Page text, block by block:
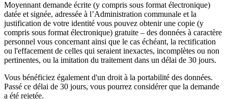
Moyennant demande écrite (y compris sous format électronique)
datée et signée, adressée à l’Administration communale et la
justification de votre identité vous pouvez obtenir une copie (y
compris sous format électronique) gratuite – des données à caractère
personnel vous concernant ainsi que le cas échéant, la rectification
ou l'effacement de celles qui seraient inexactes, incomplètes ou non
pertinentes, ou la imitation du traitement dans un délai de 30 jours.
Vous bénéficiez également d'un droit à la portabilité des données.
Passé ce délai de 30 jours, vous pourrez considérer que la demande
a été rejetée.